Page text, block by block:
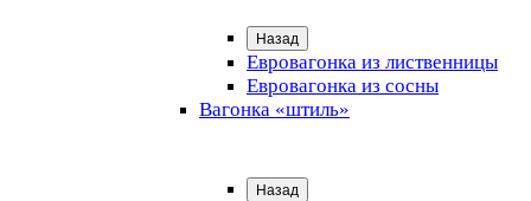
Назад
Евровагонка из лиственницы
Евровагонка из сосны
Вагонка «штиль»
Назад